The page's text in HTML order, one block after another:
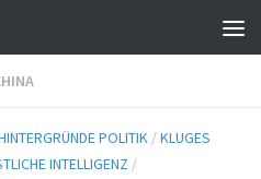
POLITIK /KLUGES
INTELLIGENZ /